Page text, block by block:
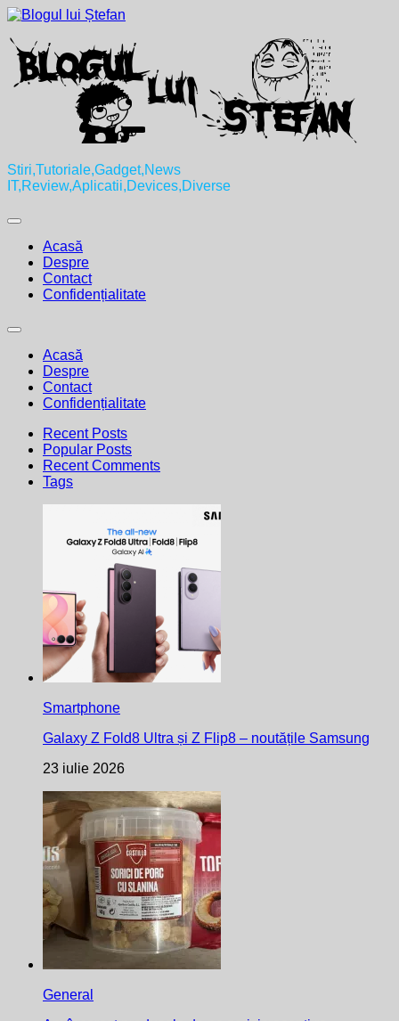
Skip
content
Stiri,Tutoriale,Gadget,News
IT,Review,Aplicatii,Devices,Diverse
Expand
Acasă
Despre
Contact
Confidențialitate
Expand
Acasă
Despre
Contact
Confidențialitate
Recent Posts
Popular Posts
Recent Comments
Tags
Smartphone
Galaxy Z Fold8 Ultra și Z Flip8 – noutățile Samsung
23 iulie 2026
General